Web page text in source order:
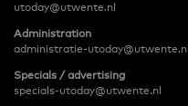
utoday@utwente.nl
Administration
administratie-utoday@utwente.nl
Specials / advertising
specials-utoday@utwente.nl